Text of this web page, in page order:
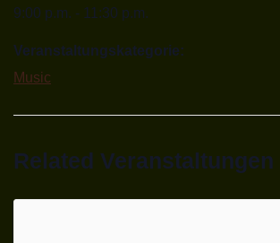
9:00 p.m. - 11:30 p.m.
Veranstaltungskategorie:
Music
Related Veranstaltungen